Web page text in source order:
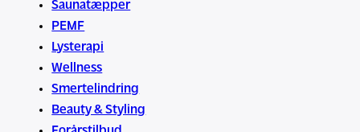
Saunatæpper
PEMF
Lysterapi
Wellness
Smertelindring
Beauty & Styling